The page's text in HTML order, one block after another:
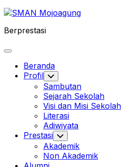
Skip
content
Berprestasi
Expand
Beranda
Profil Toggle
Child
Menu
Sambutan
Sejarah Sekolah
Visi dan Misi Sekolah
Literasi
Adiwiyata
Prestasi Toggle
Child
Menu
Akademik
Non Akademik